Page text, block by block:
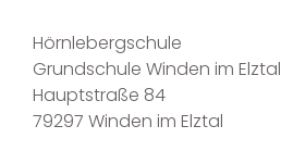
Hörnlebergschule
Grundschule Winden im Elztal
Hauptstraße 84
79297 Winden im Elztal